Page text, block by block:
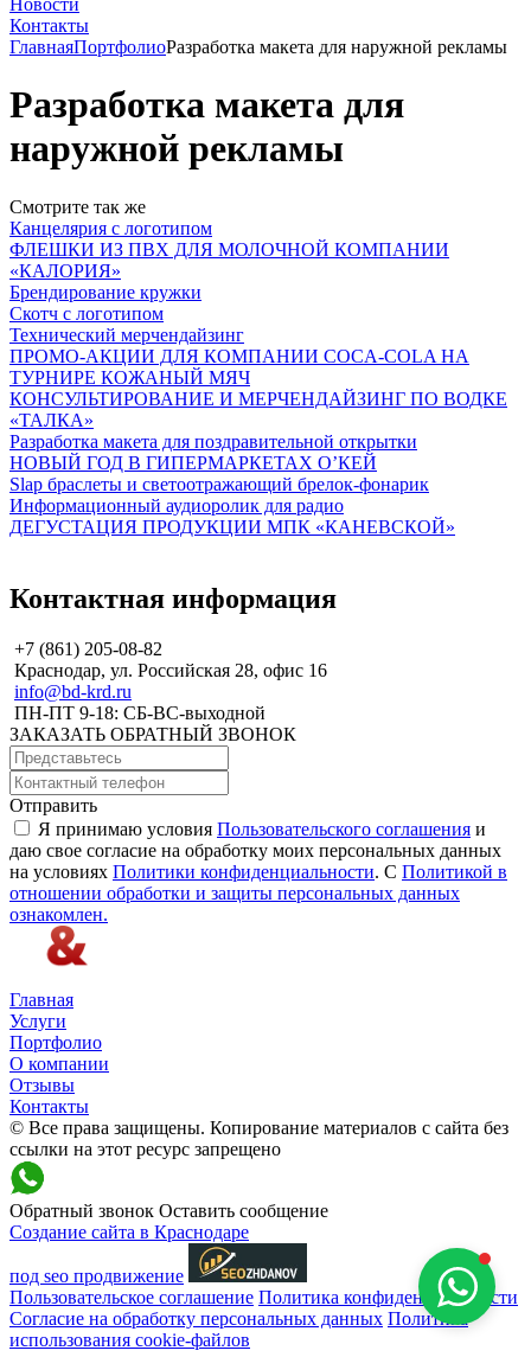
Новости
Контакты
ГлавнаяПортфолиоРазработка макета для наружной рекламы
Разработка макета для
наружной рекламы
Смотрите так же
Канцелярия с логотипом
ФЛЕШКИ ИЗ ПВХ ДЛЯ МОЛОЧНОЙ КОМПАНИИ
«КАЛОРИЯ»
Брендирование кружки
Скотч с логотипом
Технический мерчендайзинг
ПРОМО-АКЦИИ ДЛЯ КОМПАНИИ COCA-COLA НА
ТУРНИРЕ КОЖАНЫЙ МЯЧ
КОНСУЛЬТИРОВАНИЕ И МЕРЧЕНДАЙЗИНГ ПО ВОДКЕ
«ТАЛКА»
Разработка макета для поздравительной открытки
НОВЫЙ ГОД В ГИПЕРМАРКЕТАХ О’КЕЙ
Slap браслеты и светоотражающий брелок-фонарик
Информационный аудиоролик для радио
ДЕГУСТАЦИЯ ПРОДУКЦИИ МПК «КАНЕВСКОЙ»
Контактная информация
+7 (861) 205-08-82
Краснодар, ул. Российская 28, офис 16
info@bd-krd.ru
ПН-ПТ 9-18: СБ-ВС-выходной
ЗАКАЗАТЬ ОБРАТНЫЙ ЗВОНОК
Отправить
Я принимаю условия Пользовательского соглашения и
даю свое согласие на обработку моих персональных данных
на условиях Политики конфиденциальности. С Политикой в
отношении обработки и защиты персональных данных
ознакомлен.
Главная
Услуги
Портфолио
О компании
Отзывы
Контакты
© Все права защищены. Копирование материалов с сайта без
ссылки на этот ресурс запрещено
Обратный звонок Оставить сообщение
Создание сайта в Краснодаре
под seo продвижение
Пользовательское соглашение Политика конфиденциальности
Согласие на обработку персональных данных Политика
использования cookie-файлов